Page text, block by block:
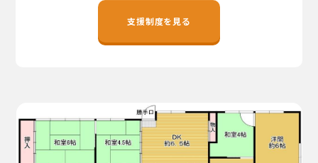
地域おこし協力隊
支援制度を見る